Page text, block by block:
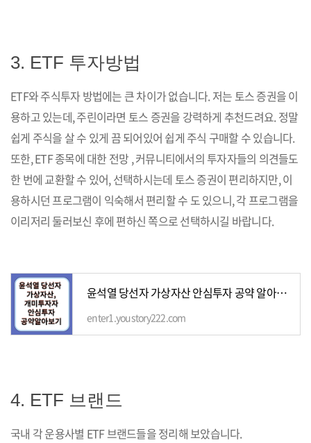
3. ETF 투자방법
ETF와 주식투자 방법에는 큰 차이가 없습니다. 저는 토스 증권을 이
용하고 있는데, 주린이라면 토스 증권을 강력하게 추천드려요. 정말
쉽게 주식을 살 수 있게 끔 되어있어 쉽게 주식 구매할 수 있습니다.
또한, ETF 종목에 대한 전망 , 커뮤니티에서의 투자자들의 의견들도
한 번에 교환할 수 있어, 선택하시는데 토스 증권이 편리하지만, 이
용하시던 프로그램이 익숙해서 편리할 수 도 있으니, 각 프로그램을
이리저리 둘러보신 후에 편하신 쪽으로 선택하시길 바랍니다.
윤석열 당선자 가상자산 안심투자 공약 알아보기
enter1.youstory222.com
4. ETF 브랜드
국내 각 운용사별 ETF 브랜드들을 정리해 보았습니다.